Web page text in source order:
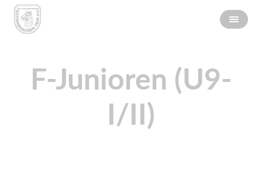
F-Junioren (U9-
I/II)